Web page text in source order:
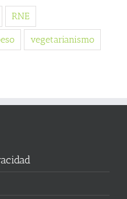
RNE
vegetarianismo